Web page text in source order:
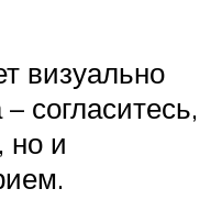
визуально
согласитесь,
но и